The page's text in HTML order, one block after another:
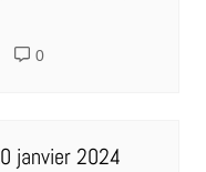
0
janvier 2024